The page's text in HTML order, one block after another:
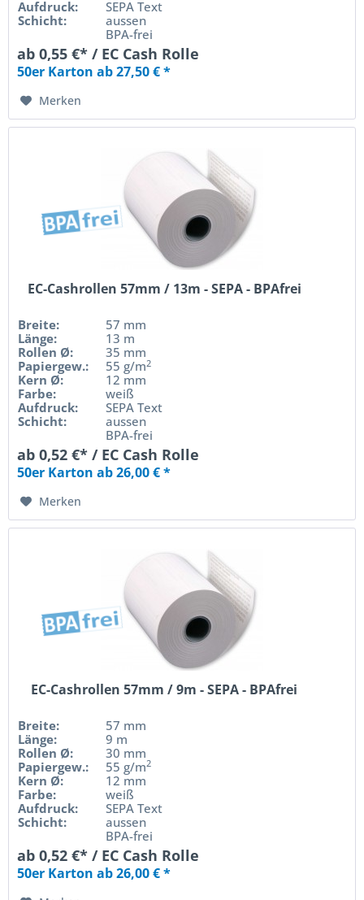
Aufdruck:
SEPA Text
Schicht:
aussen
BPA-frei
ab 0,55 €* / EC Cash Rolle
50er Karton ab 27,50 € *
Merken
EC-Cashrollen 57mm / 13m - SEPA - BPAfrei
Breite:
57 mm
Länge:
13 m
Rollen Ø:
35 mm
Papiergew.:
55 g/m2
Kern Ø:
12 mm
Farbe:
weiß
Aufdruck:
SEPA Text
Schicht:
aussen
BPA-frei
ab 0,52 €* / EC Cash Rolle
50er Karton ab 26,00 € *
Merken
EC-Cashrollen 57mm / 9m - SEPA - BPAfrei
Breite:
57 mm
Länge:
9 m
Rollen Ø:
30 mm
Papiergew.:
55 g/m2
Kern Ø:
12 mm
Farbe:
weiß
Aufdruck:
SEPA Text
Schicht:
aussen
BPA-frei
ab 0,52 €* / EC Cash Rolle
50er Karton ab 26,00 € *